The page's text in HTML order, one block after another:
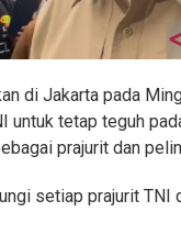
di Jakarta pada
untuk tetap teguh
prajurit dan
setiap prajurit